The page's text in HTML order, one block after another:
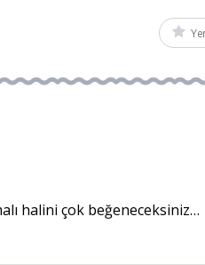
halini çok beğeneceksiniz…